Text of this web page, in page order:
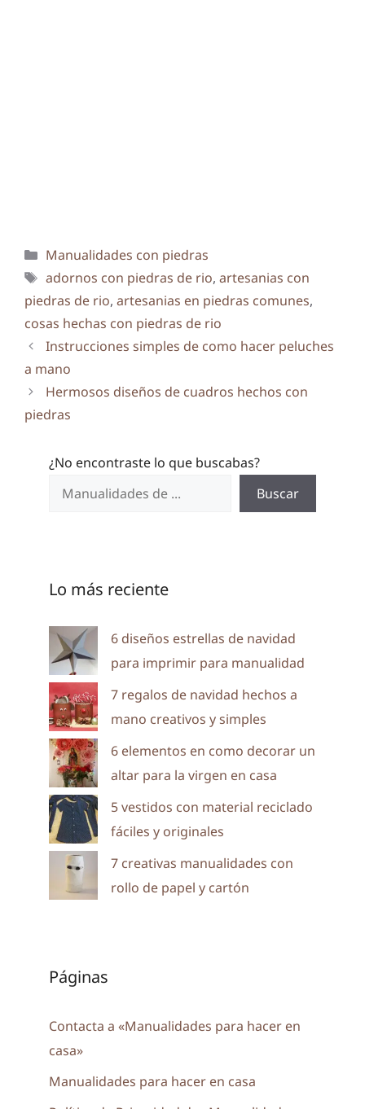
Categorías
Manualidades con piedras
Etiquetas
adornos con piedras de rio, artesanias con
piedras de rio, artesanias en piedras comunes,
cosas hechas con piedras de rio
Instrucciones simples de como hacer peluches
a mano
Hermosos diseños de cuadros hechos con
piedras
¿No encontraste lo que buscabas?
Buscar
Lo más reciente
6 diseños estrellas de navidad
para imprimir para manualidad
7 regalos de navidad hechos a
mano creativos y simples
6 elementos en como decorar un
altar para la virgen en casa
5 vestidos con material reciclado
fáciles y originales
7 creativas manualidades con
rollo de papel y cartón
Páginas
Contacta a «Manualidades para hacer en
casa»
Manualidades para hacer en casa